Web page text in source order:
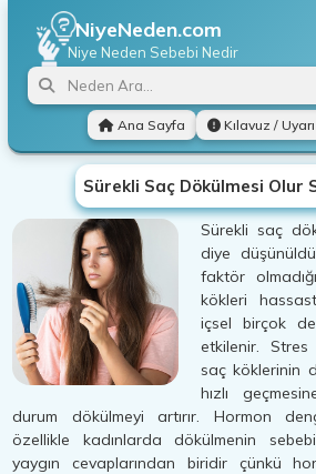
NiyeNeden.com
Niye Neden Sebebi Nedir
Ana Sayfa Kılavuz / Uyarı
Sürekli Saç Dökülmesi Olur
Sürekli saç
diye
faktör
kökleri
içsel birçok
etkilenir. Stres
saç köklerinin
hızlı
durum dökülmeyi artırır. Hormon
özellikle kadınlarda dökülmenin
yaygın cevaplarından biridir çünkü